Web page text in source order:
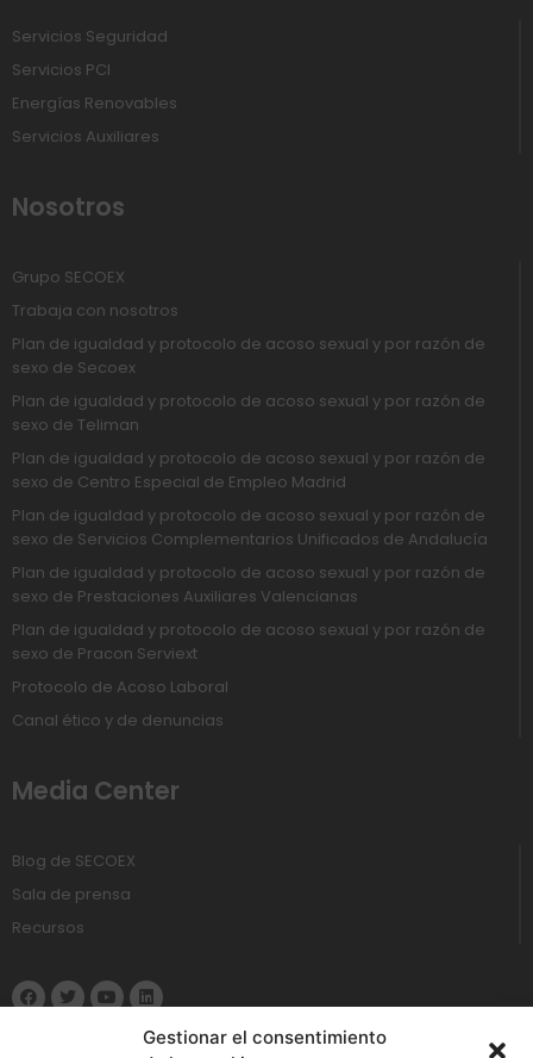
Gestionar el consentimiento
Servicios Seguridad
Servicios PCI
Energías Renovables
Servicios Auxiliares
Nosotros
Grupo SECOEX
Trabaja con nosotros
Plan de igualdad y protocolo de acoso sexual y por razón de
sexo de Secoex
Plan de igualdad y protocolo de acoso sexual y por razón de
sexo de Teliman
Plan de igualdad y protocolo de acoso sexual y por razón de
sexo de Centro Especial de Empleo Madrid
Plan de igualdad y protocolo de acoso sexual y por razón de
sexo de Servicios Complementarios Unificados de Andalucía
Plan de igualdad y protocolo de acoso sexual y por razón de
sexo de Prestaciones Auxiliares Valencianas
Plan de igualdad y protocolo de acoso sexual y por razón de
sexo de Pracon Serviext
Protocolo de Acoso Laboral
Canal ético y de denuncias
Media Center
Blog de SECOEX
Sala de prensa
Recursos